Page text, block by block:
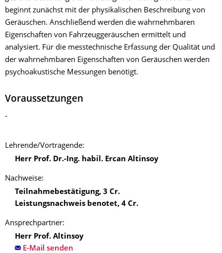
beginnt zunächst mit der physikalischen Beschreibung von
Geräuschen. Anschließend werden die wahrnehmbaren
Eigenschaften von Fahrzeuggeräuschen ermittelt und
analysiert. Für die messtechnische Erfassung der Qualität und
der wahrnehmbaren Eigenschaften von Geräuschen werden
psychoakustische Messungen benötigt.
Voraussetzungen
-
Lehrende/‌Vortragende:
Herr Prof. Dr.-Ing. habil. Ercan Altinsoy
Nachweise:
Teilnahmebestätigung, 3 Cr.
Leistungsnachweis benotet, 4 Cr.
Ansprechpartner:
Herr Prof. Altinsoy
E-Mail senden